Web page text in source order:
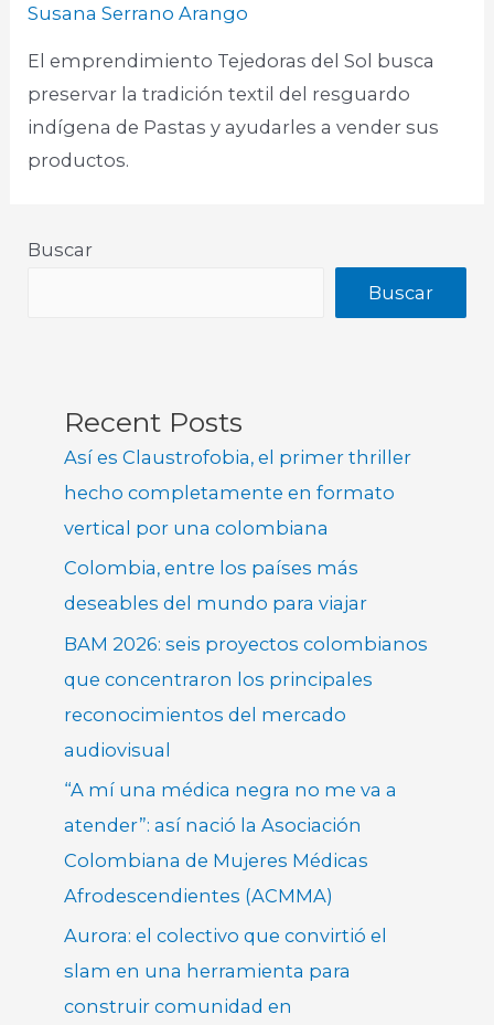
Susana Serrano Arango
El emprendimiento Tejedoras del Sol busca
preservar la tradición textil del resguardo
indígena de Pastas y ayudarles a vender sus
productos.​
Buscar
Buscar
Recent Posts
Así es Claustrofobia, el primer thriller
hecho completamente en formato
vertical por una colombiana
Colombia, entre los países más
deseables del mundo para viajar
BAM 2026: seis proyectos colombianos
que concentraron los principales
reconocimientos del mercado
audiovisual
“A mí una médica negra no me va a
atender”: así nació la Asociación
Colombiana de Mujeres Médicas
Afrodescendientes (ACMMA)
Aurora: el colectivo que convirtió el
slam en una herramienta para
construir comunidad en